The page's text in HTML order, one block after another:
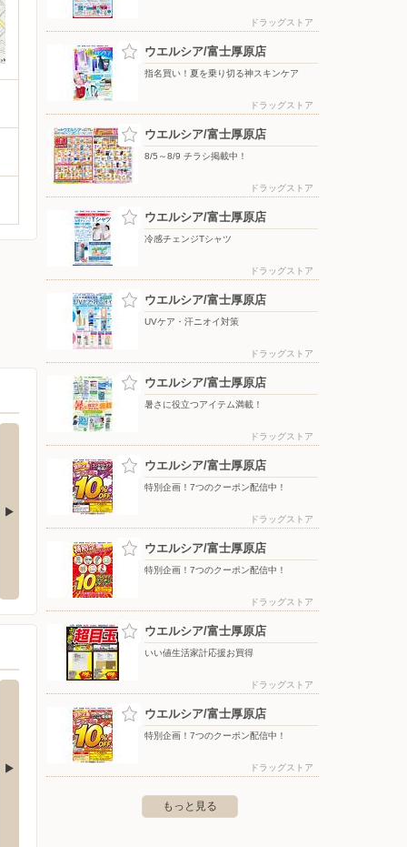
岡558-1
マックスバリュ富士厚原店
〒419-0201 静岡県富士市厚原872-1
1
杏林堂薬局/富士宮浅間店
ドラッグストア
ウエルシア/富士厚原店
指名買い！夏を乗り切る神スキンケア
ドラッグストア
ウエルシア/富士厚原店
8/5～8/9 チラシ掲載中！
ドラッグストア
ウエルシア/富士厚原店
冷感チェンジTシャツ
ドラッグストア
ウエルシア/富士厚原店
UVケア・汗ニオイ対策
ドラッグストア
ウエルシア/富士厚原店
暑さに役立つアイテム満載！
ドラッグストア
ウエルシア/富士厚原店
特別企画！7つのクーポン配信中！
ドラッグストア
ウエルシア/富士厚原店
特別企画！7つのクーポン配信中！
ドラッグストア
ウエルシア/富士厚原店
いい値生活家計応援お買得
ドラッグストア
ウエルシア/富士厚原店
特別企画！7つのクーポン配信中！
ドラッグストア
もっと見る